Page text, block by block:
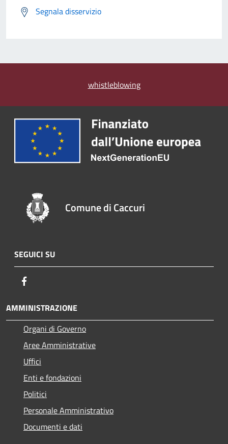
Segnala disservizio
whistleblowing
Comune di Caccuri
SEGUICI SU
AMMINISTRAZIONE
Organi di Governo
Aree Amministrative
Uffici
Enti e fondazioni
Politici
Personale Amministrativo
Documenti e dati